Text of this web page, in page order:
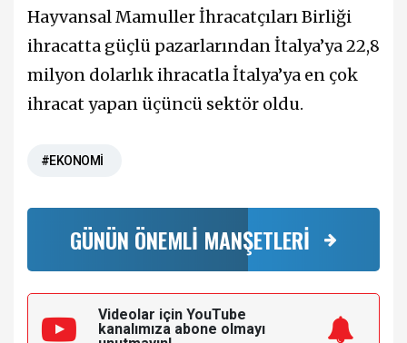
Hayvansal Mamuller İhracatçıları Birliği
ihracatta güçlü pazarlarından İtalya’ya 22,8
milyon dolarlık ihracatla İtalya’ya en çok
ihracat yapan üçüncü sektör oldu.
#EKONOMİ
GÜNÜN ÖNEMLİ MANŞETLERİ
Videolar için YouTube
kanalımıza abone olmayı